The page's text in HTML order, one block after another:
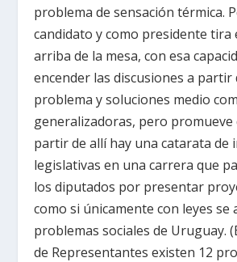
problema de sensación térmica.
candidato y como presidente tira
arriba de la mesa, con esa
encender las discusiones a partir
problema y soluciones medio
generalizadoras, pero promueve
partir de allí hay una catarata de
legislativas en una carrera que
los diputados por presentar
como si únicamente con leyes
problemas sociales de Uruguay.
de Representantes existen 12